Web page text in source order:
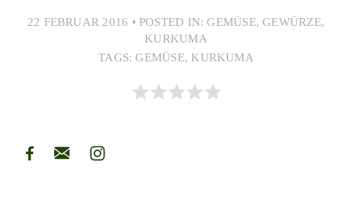
22 FEBRUAR 2016 • POSTED IN:GEMÜSE,GEWÜRZE,
KURKUMA
TAGS:GEMÜSE, KURKUMA